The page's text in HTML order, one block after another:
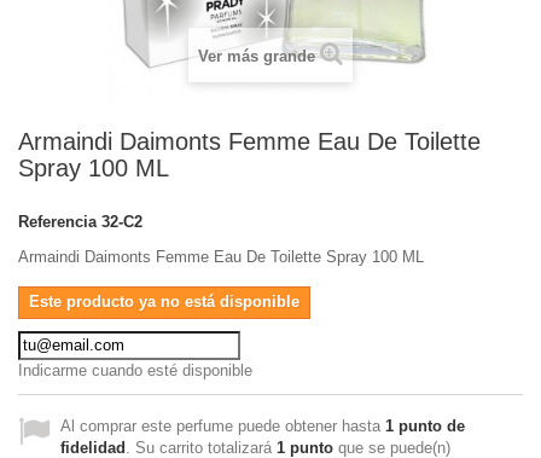
Ver más grande
Armaindi Daimonts Femme Eau De Toilette
Spray 100 ML
Referencia 32-C2
Armaindi Daimonts Femme Eau De Toilette Spray 100 ML
Este producto ya no está disponible
Indicarme cuando esté disponible
Al comprar este perfume puede obtener hasta 1 punto de
fidelidad . Su carrito totalizará 1 punto que se puede(n)